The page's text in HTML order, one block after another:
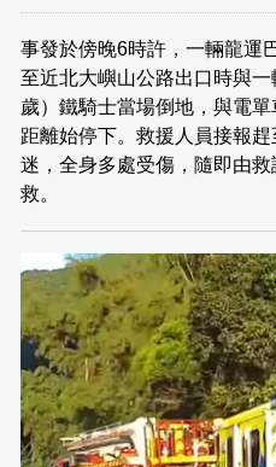
事發於傍晚6時許，一輛龍運
至近北大嶼山公路出口時與
歲）鐵騎士當場倒地，與電
距離始停下。救援人員接報
迷，全身多處受傷，隨即由
救。